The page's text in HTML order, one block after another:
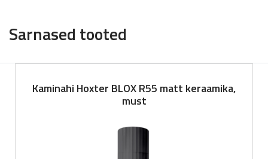
Sarnased tooted
Kaminahi Hoxter BLOX R55 matt keraamika,
must